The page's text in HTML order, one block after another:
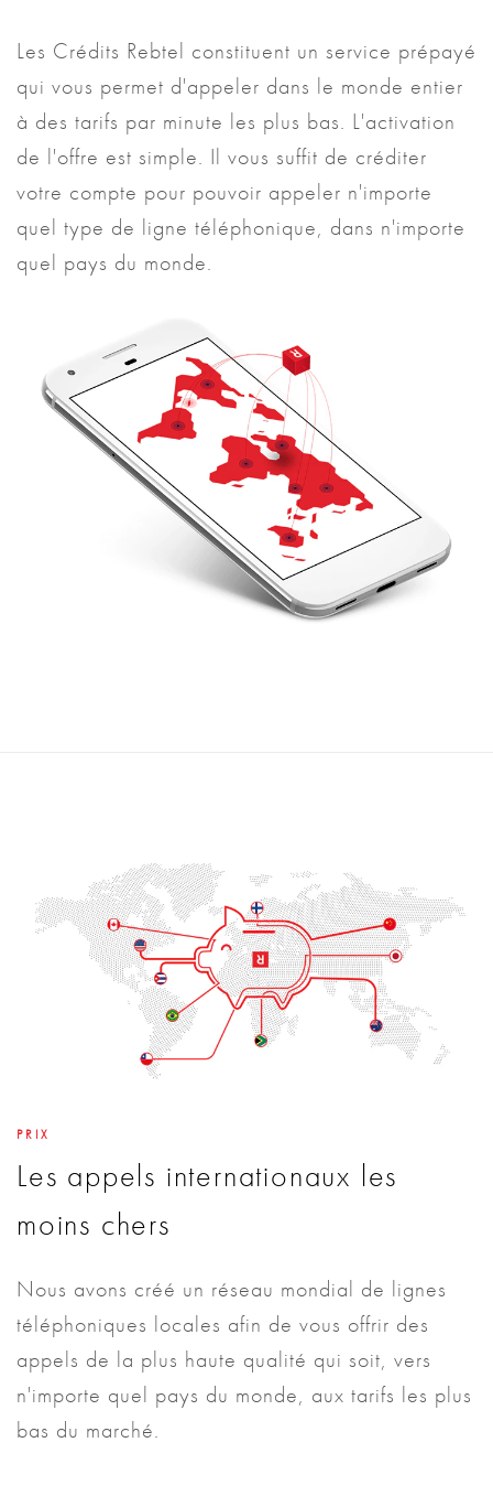
Les Crédits Rebtel constituent un service prépayé
qui vous permet d'appeler dans le monde entier
à des tarifs par minute les plus bas. L'activation
de l'offre est simple. Il vous suffit de créditer
votre compte pour pouvoir appeler n'importe
quel type de ligne téléphonique, dans n'importe
quel pays du monde.
PRIX
Les appels internationaux les
moins chers
Nous avons créé un réseau mondial de lignes
téléphoniques locales afin de vous offrir des
appels de la plus haute qualité qui soit, vers
n'importe quel pays du monde, aux tarifs les plus
bas du marché.